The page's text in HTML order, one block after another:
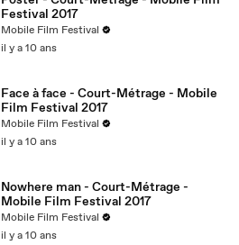
Festival 2017
Mobile Film Festival
il y a 10 ans
Face à face - Court-Métrage - Mobile
Film Festival 2017
Mobile Film Festival
il y a 10 ans
Nowhere man - Court-Métrage -
Mobile Film Festival 2017
Mobile Film Festival
il y a 10 ans